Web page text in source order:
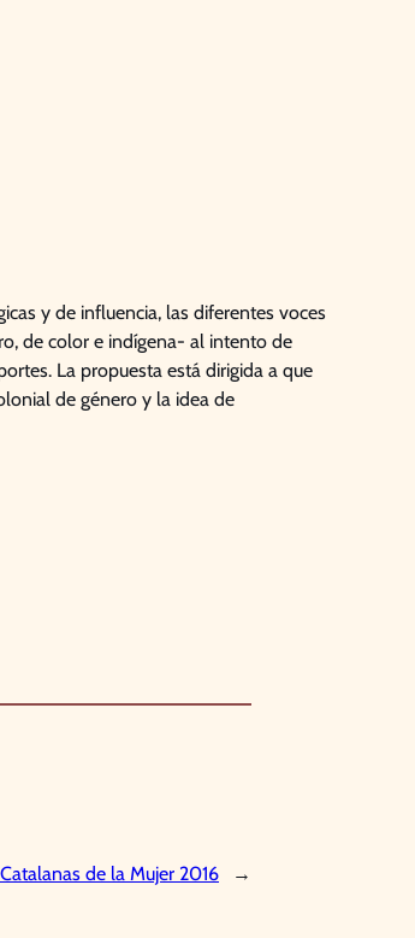
y de influencia, las diferentes voces
de color e indígena- al intento de
La propuesta está dirigida a que
de género y la idea de
de la Mujer 2016 →